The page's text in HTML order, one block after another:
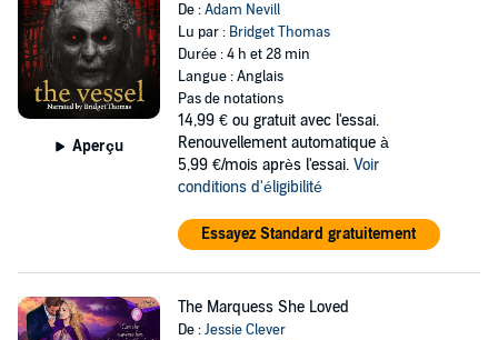
Aperçu
De :Adam Nevill
Lu par : Bridget Thomas
Durée : 4 h et 28 min
Langue : Anglais
Pas de notations
14,99 € ou gratuit avec l'essai.
Renouvellement automatique à
5,99 €/mois après l'essai. Voir
conditions d'éligibilité
Essayez Standard gratuitement
The Marquess She Loved
De :Jessie Clever